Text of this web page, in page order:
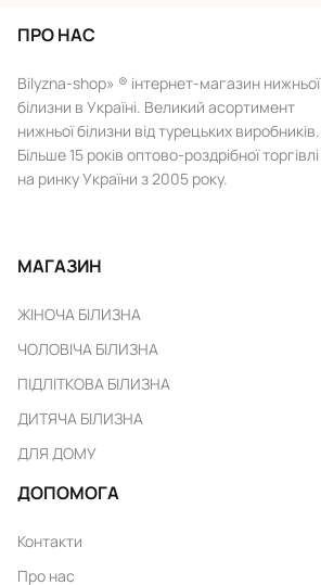
ПРО НАС
Bilyzna-shop» ® інтернет-магазин нижньої
білизни в Україні. Великий асортимент
нижньої білизни від турецьких виробників.
Більше 15 років оптово-роздрібної торгівлі
на ринку України з 2005 року.
МАГАЗИН
ЖІНОЧА БІЛИЗНА
ЧОЛОВІЧА БІЛИЗНА
ПІДЛІТКОВА БІЛИЗНА
ДИТЯЧА БІЛИЗНА
ДЛЯ ДОМУ
ДОПОМОГА
Контакти
Про нас